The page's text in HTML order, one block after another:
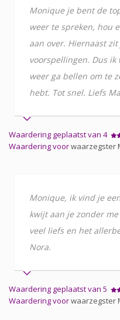
Monique je bent de
weer te spreken, hou
aan over. Hiernaast
voorspellingen. Dus
weer ga bellen om te
hebt. Tot snel. Liefs
Waardering geplaatst van 4
Waardering voorwaarzegster
Monique, ik vind je
kwijt aan je zonder
veel liefs en het
Nora.
Waardering geplaatst van 5
Waardering voorwaarzegster